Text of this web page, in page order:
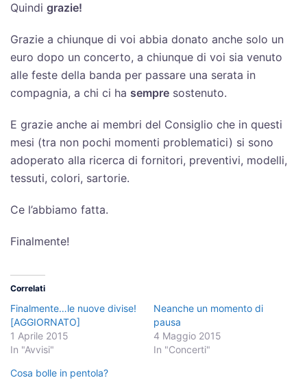
Quindi grazie!
Grazie a chiunque di voi abbia donato anche solo un
euro dopo un concerto, a chiunque di voi sia venuto
alle feste della banda per passare una serata in
compagnia, a chi ci ha sempre sostenuto.
E grazie anche ai membri del Consiglio che in questi
mesi (tra non pochi momenti problematici) si sono
adoperato alla ricerca di fornitori, preventivi, modelli,
tessuti, colori, sartorie.
Ce l’abbiamo fatta.
Finalmente!
Correlati
Finalmente…le nuove divise!
[AGGIORNATO]
1 Aprile 2015
In "Avvisi"
Neanche un momento di
pausa
4 Maggio 2015
In "Concerti"
Cosa bolle in pentola?